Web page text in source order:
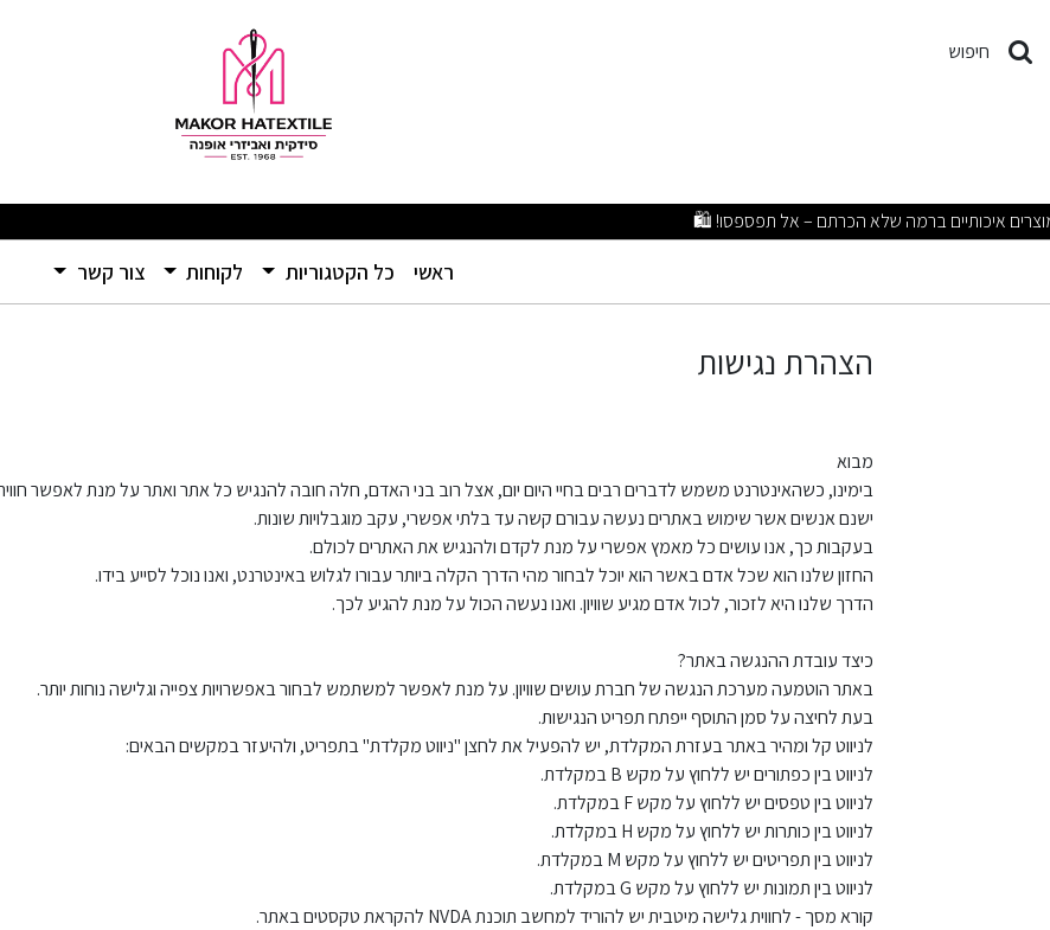
הצהרת נגישות
חיפוש
ראשי
(current) כל הקטגוריות לקוחות צור קשר
הצהרת נגישות
מבוא
בימינו, כשהאינטרנט משמש לדברים רבים בחיי היום יום, אצל רוב בני האדם, חלה חובה להנגיש כל אתר ואתר על מנת לאפשר
ישנם אנשים אשר שימוש באתרים נעשה עבורם קשה עד בלתי אפשרי, עקב מוגבלויות שונות.
בעקבות כך, אנו עושים כל מאמץ אפשרי על מנת לקדם ולהנגיש את האתרים לכולם.
החזון שלנו הוא שכל אדם באשר הוא יוכל לבחור מהי הדרך הקלה ביותר עבורו לגלוש באינטרנט, ואנו נוכל לסייע בידו.
הדרך שלנו היא לזכור, לכול אדם מגיע שוויון. ואנו נעשה הכול על מנת להגיע לכך.
כיצד עובדת ההנגשה באתר?
באתר הוטמעה מערכת הנגשה של חברת עושים שוויון. על מנת לאפשר למשתמש לבחור באפשרויות צפייה וגלישה נוחות יותר.
בעת לחיצה על סמן התוסף ייפתח תפריט הנגישות.
לניווט קל ומהיר באתר בעזרת המקלדת, יש להפעיל את לחצן "ניווט מקלדת" בתפריט, ולהיעזר במקשים הבאים:
לניווט בין כפתורים יש ללחוץ על מקש B במקלדת.
לניווט בין טפסים יש ללחוץ על מקש F במקלדת.
לניווט בין כותרות יש ללחוץ על מקש H במקלדת.
לניווט בין תפריטים יש ללחוץ על מקש M במקלדת.
לניווט בין תמונות יש ללחוץ על מקש G במקלדת.
קורא מסך - לחווית גלישה מיטבית יש להוריד למחשב תוכנת NVDA להקראת טקסטים באתר.